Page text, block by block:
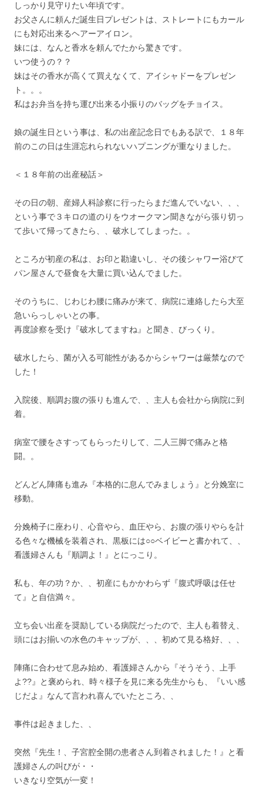
しっかり見守りたい年頃です。
お父さんに頼んだ誕生日プレゼントは、ストレートにもカール
にも対応出来るヘアーアイロン。
妹には、なんと香水を頼んでたから驚きです。
いつ使うの？？
妹はその香水が高くて買えなくて、アイシャドーをプレゼン
ト。。。
私はお弁当を持ち運び出来る小振りのバッグをチョイス。
娘の誕生日という事は、私の出産記念日でもある訳で、１８年
前のこの日は生涯忘れられないハプニングが重なりました。
＜１８年前の出産秘話＞
その日の朝、産婦人科診察に行ったらまだ進んでいない、、、
という事で３キロの道のりをウオークマン聞きながら張り切っ
て歩いて帰ってきたら、、破水してしまった。。
ところが初産の私は、お印と勘違いし、その後シャワー浴びて
パン屋さんで昼食を大量に買い込んでました。
そのうちに、じわじわ腰に痛みが来て、病院に連絡したら大至
急いらっしゃいとの事。
再度診察を受け『破水してますね』と聞き、びっくり。
破水したら、菌が入る可能性があるからシャワーは厳禁なので
した！
入院後、順調お腹の張りも進んで、、主人も会社から病院に到
着。
病室で腰をさすってもらったりして、二人三脚で痛みと格
闘。。
どんどん陣痛も進み『本格的に息んでみましょう』と分娩室に
移動。
分娩椅子に座わり、心音やら、血圧やら、お腹の張りやらを計
る色々な機械を装着され、黒板には○○ベイビーと書かれて、、
看護婦さんも『順調よ！』とにっこり。
私も、年の功？か、、初産にもかかわらず『腹式呼吸は任せ
て』と自信満々。
立ち会い出産を奨励している病院だったので、主人も着替え、
頭にはお揃いの水色のキャップが、、、初めて見る格好、、、
陣痛に合わせて息み始め、看護婦さんから『そうそう、上手
よ??』と褒められ、時々様子を見に来る先生からも、『いい感
じだよ』なんて言われ喜んでいたところ、、
事件は起きました、、
突然『先生！、子宮腔全開の患者さん到着されました！』と看
護婦さんの叫びが・・
いきなり空気が一変！